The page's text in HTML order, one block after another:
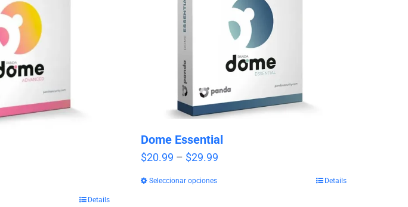
Details
Dome Essential
$20.99 – $29.99
Seleccionar opciones Details